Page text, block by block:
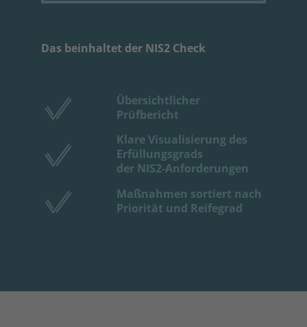
Das beinhaltet der NIS2 Check
Übersichtlicher
Prüfbericht
Klare Visualisierung des
Erfüllungsgrads
der NIS2-Anforderungen
Maßnahmen sortiert nach
Priorität und Reifegrad